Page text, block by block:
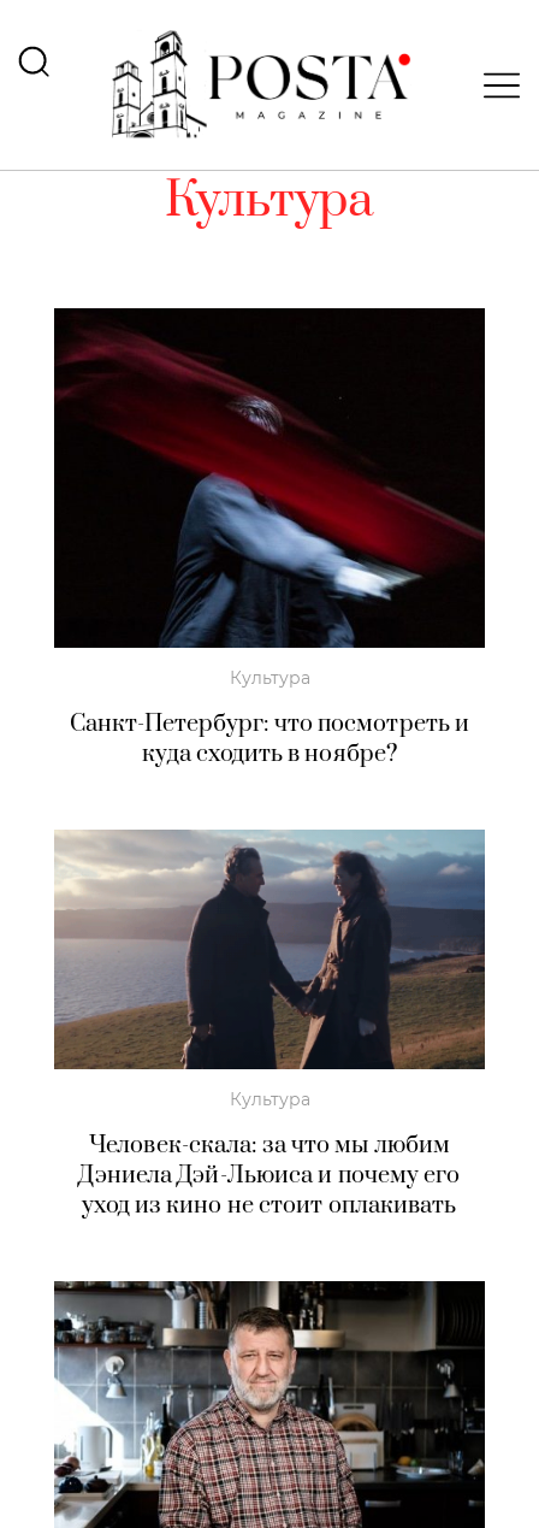
Культура
Культура
Санкт-Петербург: что посмотреть и
куда сходить в ноябре?
Культура
Человек-скала: за что мы любим
Дэниела Дэй-Льюиса и почему его
уход из кино не стоит оплакивать